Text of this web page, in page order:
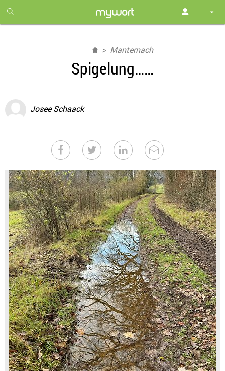
month
free
Manternach
Spigelung……
Josee Schaack